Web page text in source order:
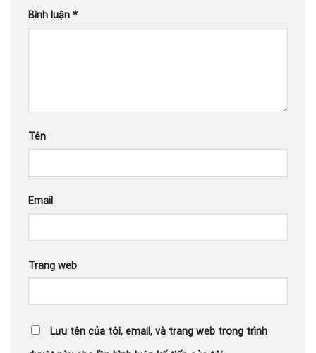
Bình luận *
Tên
Email
Trang web
Lưu tên của tôi, email, và trang web trong trình